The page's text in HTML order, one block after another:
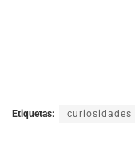
Etiquetas: curiosidades